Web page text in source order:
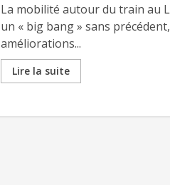
La mobilité autour du train au
un « big bang » sans
améliorations...
Lire la suite